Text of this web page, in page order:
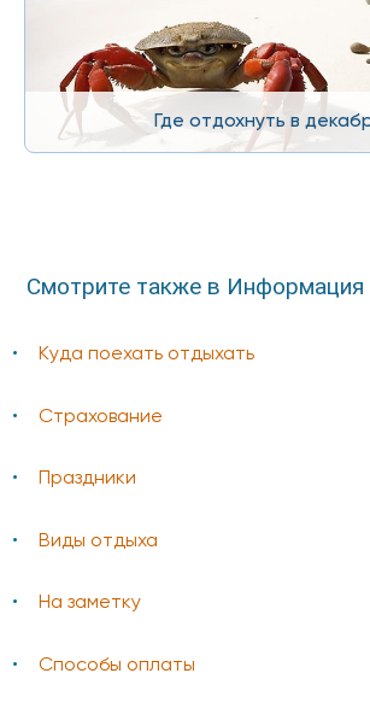
Где отдохнуть в
Смотрите также в Информация
Куда поехать отдыхать
Страхование
Праздники
Виды отдыха
На заметку
Способы оплаты